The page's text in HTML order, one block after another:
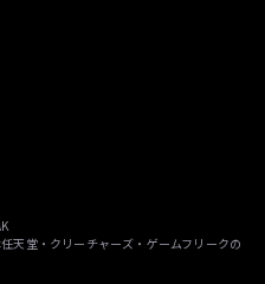
天堂・クリーチャーズ・ゲームフリークの